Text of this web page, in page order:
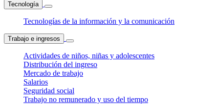
Tecnología
Tecnologías de la información y la comunicación
Trabajo e ingresos
Actividades de niños, niñas y adolescentes
Distribución del ingreso
Mercado de trabajo
Salarios
Seguridad social
Trabajo no remunerado y uso del tiempo